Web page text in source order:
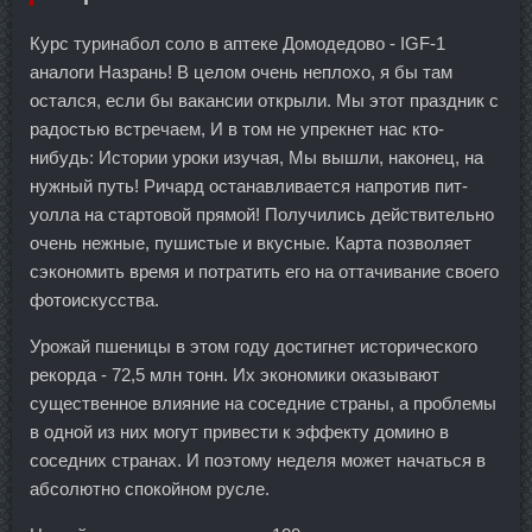
Курс туринабол соло в аптеке Домодедово - IGF-1
аналоги Назрань! В целом очень неплохо, я бы там
остался, если бы вакансии открыли. Мы этот праздник с
радостью встречаем, И в том не упрекнет нас кто-
нибудь: Истории уроки изучая, Мы вышли, наконец, на
нужный путь! Ричард останавливается напротив пит-
уолла на стартовой прямой! Получились действительно
очень нежные, пушистые и вкусные. Карта позволяет
сэкономить время и потратить его на оттачивание своего
фотоискусства.
Урожай пшеницы в этом году достигнет исторического
рекорда - 72,5 млн тонн. Их экономики оказывают
существенное влияние на соседние страны, а проблемы
в одной из них могут привести к эффекту домино в
соседних странах. И поэтому неделя может начаться в
абсолютно спокойном русле.